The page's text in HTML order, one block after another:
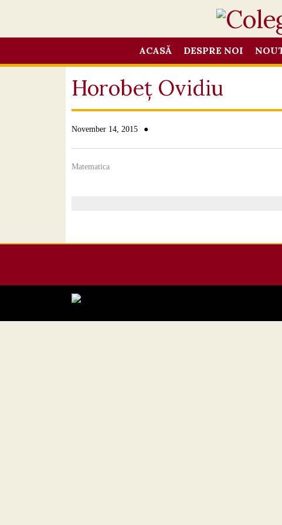
ACASĂ DESPRE NOI
Horobeț Ovidiu
November 14, 2015 ●
Matematica